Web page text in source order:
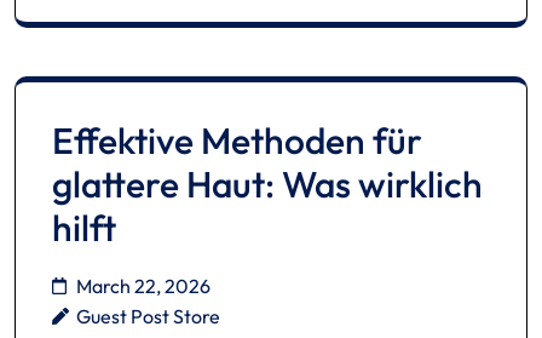
Effektive Methoden für
glattere Haut: Was wirklich
hilft
March 22, 2026
Guest Post Store